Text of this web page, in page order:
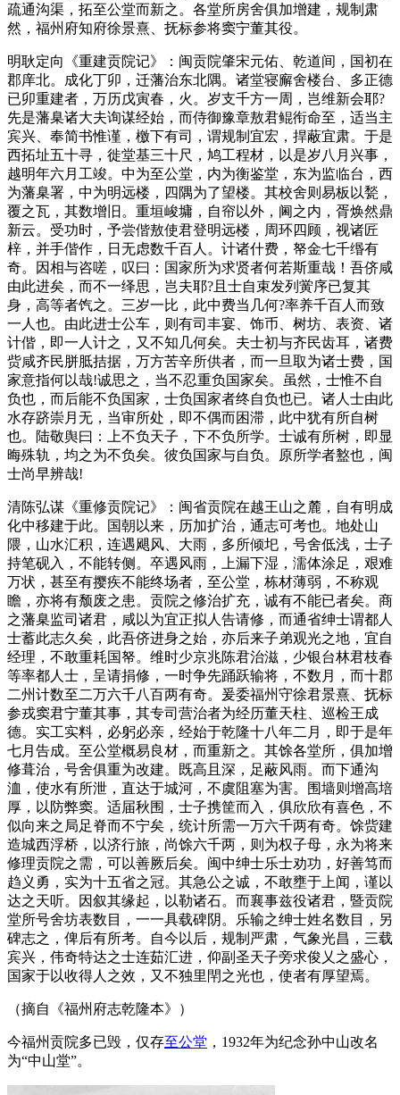
疏通沟渠，拓至公堂而新之。各堂所房舍俱加增建，规制肃
然，福州府知府徐景熹、抚标参将窦宁董其役。
明耿定向《重建贡院记》：闽贡院肇宋元佑、乾道间，国初在
郡庠北。成化丁卯，迁藩治东北隅。诸堂寝廨舍楼台、多正德
已卯重建者，万历戊寅春，火。岁支千方一周，岂维新会耶?
先是藩臬诸大夫询谋经始，而侍御豫章敖君鲲衔命至，适当主
宾兴、奉简书惟谨，檄下有司，谓规制宜宏，捍蔽宜肃。于是
西拓址五十寻，徙堂基三十尺，鸠工程材，以是岁八月兴事，
越明年六月工竣。中为至公堂，内为衡鉴堂，东为监临台，西
为藩臬署，中为明远楼，四隅为了望楼。其校舍则易板以甃，
覆之瓦，其数增旧。重垣峻墉，自帘以外，阃之内，胥焕然鼎
新云。受功时，予尝偕敖使君登明远楼，周环四顾，视诸匠
梓，并手偕作，日无虑数千百人。计诸什费，帑金七千缗有
奇。因相与咨嗟，叹曰：国家所为求贤者何若斯重哉！吾侪咸
由此进矣，而不一绎思，岂夫耶?且士自束发列黉序已复其
身，高等者饩之。三岁一比，此中费当几何?率养千百人而致
一人也。由此进士公车，则有司丰宴、饰币、树坊、表资、诸
计偕，即一人计之，又不知几何矣。夫士初与齐民齿耳，诸费
赀咸齐民胼胝拮据，万方苦辛所供者，而一旦取为诸士费，国
家意指何以哉!诚思之，当不忍重负国家矣。虽然，士惟不自
负也，而后能不负国家，士负国家者终自负也已。诸人士由此
水存跻崇月无，当审所处，即不偶而困滞，此中犹有所自树
也。陆敬舆曰：上不负天子，下不负所学。士诚有所树，即显
晦殊轨，均之为不负矣。彼负国家与自负。原所学者盭也，闽
士尚早辨哉!
清陈弘谋《重修贡院记》：闽省贡院在越王山之麓，自有明成
化中移建于此。国朝以来，历加扩治，通志可考也。地处山
隈，山水汇积，连遇飓风、大雨，多所倾圯，号舍低浅，士子
持笔砚入，不能转侧。卒遇风雨，上漏下湿，濡体涂足，艰难
万状，甚至有撄疾不能终场者，至公堂，栋材薄弱，不称观
瞻，亦将有颓废之患。贡院之修治扩充，诚有不能已者矣。商
之藩臬监司诸君，咸以为宜正拟人告请修，而通省绅士谓都人
士蓄此志久矣，此吾侪进身之始，亦后来子弟观光之地，宜自
经理，不敢重耗国帑。维时少京兆陈君治滋，少银台林君枝春
等率都人士，呈请捐修，一时争先踊跃输将，不数月，而十郡
二州计数至二万六千八百两有奇。爰委福州守徐君景熹、抚标
参戎窦君宁董其事，其专司营治者为经历董天柱、巡检王成
德。实工实料，必躬必亲，经始于乾隆十八年二月，即于是年
七月告成。至公堂概易良材，而重新之。其馀各堂所，俱加增
修葺治，号舍俱重为改建。既高且深，足蔽风雨。而下通沟
洫，使水有所泄，直达于城河，不虞阻塞为害。围墙则增高培
厚，以防弊窦。适届秋围，士子携筐而入，俱欣欣有喜色，不
似向来之局足脊而不宁矣，统计所需一万六千两有奇。馀赀建
造城西浮桥，以济行旅，尚馀六千两，则为权子母，永为将来
修理贡院之需，可以善厥后矣。闽中绅士乐士劝功，好善笃而
趋义勇，实为十五省之冠。其急公之诚，不敢壅于上闻，谨以
达之天听。因叙其缘起，以勒诸石。而襄事兹役诸君，暨贡院
堂所号舍坊表数目，一一具载碑阴。乐输之绅士姓名数目，另
碑志之，俾后有所考。自今以后，规制严肃，气象光昌，三载
宾兴，伟奇特达之士连茹汇进，仰副圣天子旁求俊乂之盛心，
国家于以收得人之效，又不独里閈之光也，使者有厚望焉。
（摘自《福州府志乾隆本》）
今福州贡院多已毁，仅存至公堂 ，1932年为纪念孙中山改名
为“中山堂”。